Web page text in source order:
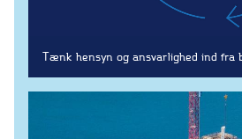
Service og vedligehold
Rammeaftaler
Design & Engineering
Tænk hensyn og ansvarlighed ind fra